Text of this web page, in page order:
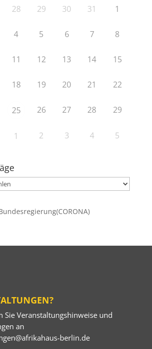
28 29 30 31 1
4 5 6 7 8
11 12 13 14 15
18 19 20 21 22
25 26 27 28 29
1 2 3 4 5
Sie Veranstaltungshinweise und
an
berlin.de